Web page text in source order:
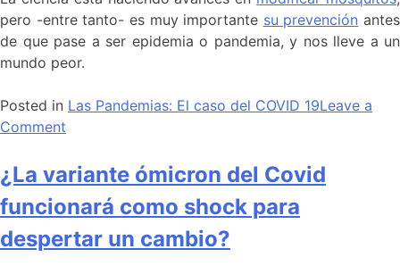
pero -entre tanto- es muy importante su prevención antes
de que pase a ser epidemia o pandemia, y nos lleve a un
mundo peor.
Posted in Las Pandemias: El caso del COVID 19Leave a
Comment
¿La variante ómicron del Covid
funcionará como shock para
despertar un cambio?